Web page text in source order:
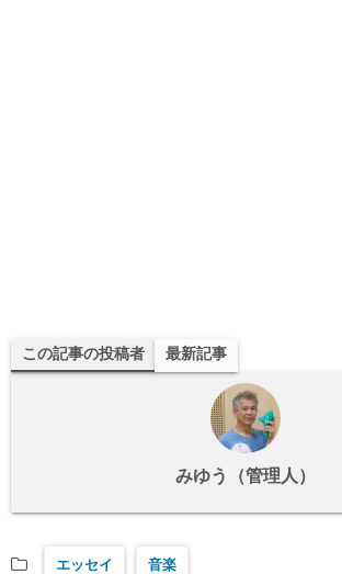
この記事の投稿者 最新記事
みゆう（管理人）
エッセイ 音楽